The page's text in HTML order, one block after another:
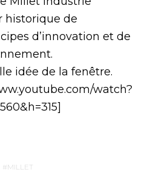
historique de
d’innovation et de
idée de la fenêtre.
watch?
MILLET